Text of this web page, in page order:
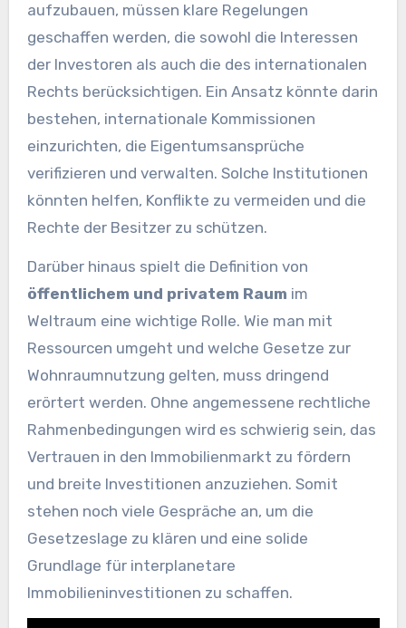
aufzubauen, müssen klare Regelungen
geschaffen werden, die sowohl die Interessen
der Investoren als auch die des internationalen
Rechts berücksichtigen. Ein Ansatz könnte darin
bestehen, internationale Kommissionen
einzurichten, die Eigentumsansprüche
verifizieren und verwalten. Solche Institutionen
könnten helfen, Konflikte zu vermeiden und die
Rechte der Besitzer zu schützen.
Darüber hinaus spielt die Definition von
öffentlichem und privatem Raum im
Weltraum eine wichtige Rolle. Wie man mit
Ressourcen umgeht und welche Gesetze zur
Wohnraumnutzung gelten, muss dringend
erörtert werden. Ohne angemessene rechtliche
Rahmenbedingungen wird es schwierig sein, das
Vertrauen in den Immobilienmarkt zu fördern
und breite Investitionen anzuziehen. Somit
stehen noch viele Gespräche an, um die
Gesetzeslage zu klären und eine solide
Grundlage für interplanetare
Immobilieninvestitionen zu schaffen.